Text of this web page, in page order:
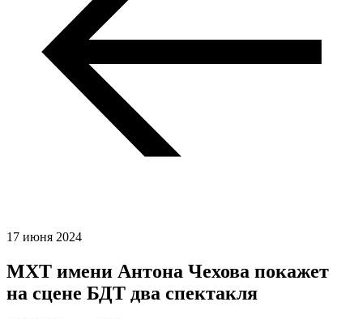
17 июня 2024
МХТ имени Антона Чехова покажет
на сцене БДТ два спектакля